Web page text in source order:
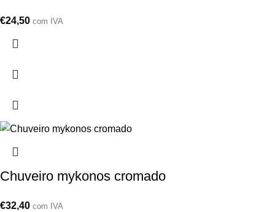
€24,50 com IVA
Chuveiro mykonos cromado
€32,40 com IVA